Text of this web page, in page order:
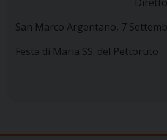
San Marco Argentano, 7
Festa di Maria SS. del Pettoruto